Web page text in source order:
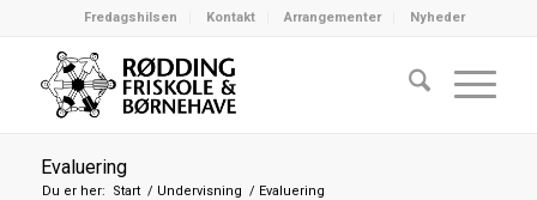
Fredagshilsen Kontakt Arrangementer Nyheder
Evaluering
Du er her: Start / Undervisning / Evaluering